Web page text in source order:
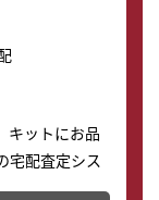
キットにお品
宅配査定シス